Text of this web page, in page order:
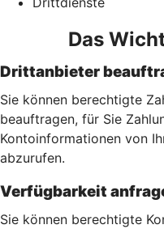
Das
Drittanbieter
Sie können berechtigte
beauftragen, für Sie
Kontoinformationen von
abzurufen.
Verfügbarkeit
Sie können berechtigte